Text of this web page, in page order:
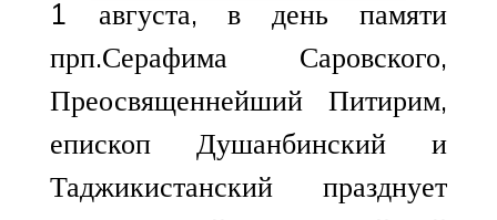
1 августа, в день памяти
прп.Серафима Саровского,
Преосвященнейший Питирим,
епископ Душанбинский и
Таджикистанский празднует